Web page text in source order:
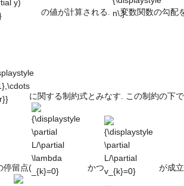
の値が計算される. 変数関数の勾配
に関する制約式とみなす. この制約の下
停留点(
{\displaystyle
\partial
L/\partial
\lambda
_{k}=0}
かつ
\partial
L/\partial
v_{k}=0}
が成
{\displaystyle